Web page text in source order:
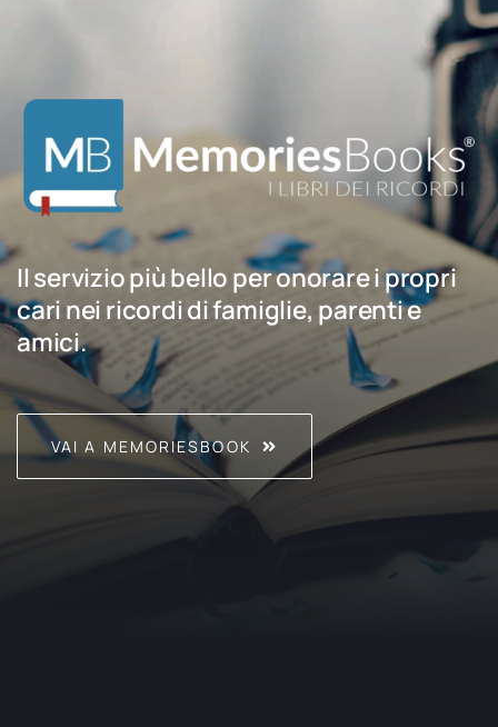
Il servizio più bello per onorare i propri
cari nei ricordi di famiglie, parenti e
amici.
VAI A MEMORIESBOOK